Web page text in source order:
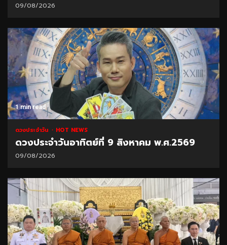
09/08/2026
1 min read
ดวงประจำวัน HOT NEWS
ดวงประจำวันอาทิตย์ที่ 9 สิงหาคม พ.ศ.2569
09/08/2026